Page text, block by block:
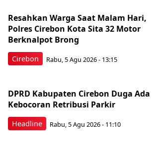
Cirebon
Resahkan Warga Saat Malam Hari,
Polres Cirebon Kota Sita 32 Motor
Berknalpot Brong
Rabu, 5 Agu 2026 - 13:15
Headline
DPRD Kabupaten Cirebon Duga Ada
Kebocoran Retribusi Parkir
Rabu, 5 Agu 2026 - 11:10